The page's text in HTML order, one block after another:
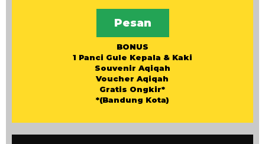
Pesan
BONUS
1 Panci Gule Kepala & Kaki
Souvenir Aqiqah
Voucher Aqiqah
Gratis Ongkir*
*(Bandung Kota)